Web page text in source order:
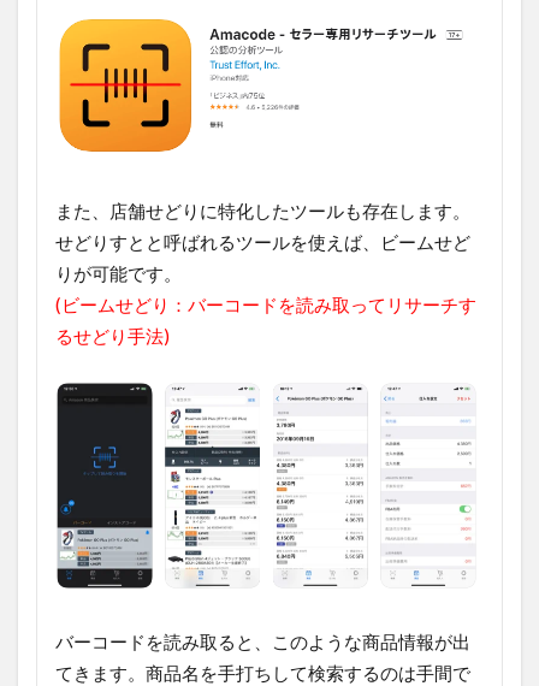
また、店舗せどりに特化したツールも存在します。
せどりすとと呼ばれるツールを使えば、ビームせど
りが可能です。
(ビームせどり：バーコードを読み取ってリサーチす
るせどり手法)
バーコードを読み取ると、このような商品情報が出
てきます。商品名を手打ちして検索するのは手間で